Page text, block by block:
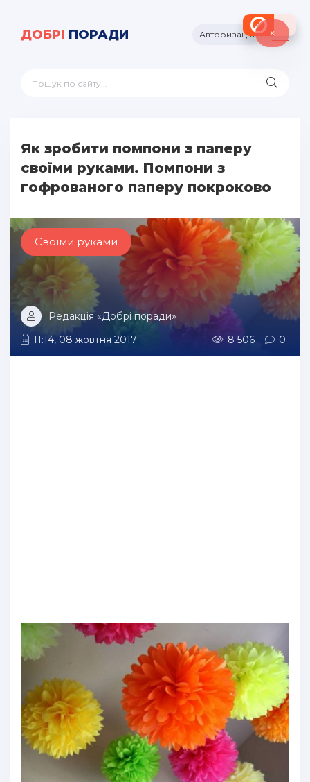
ДОБРІ ПОРАДИ Авторизація
Як зробити помпони з паперу
своїми руками. Помпони з
гофрованого паперу покроково
Своїми руками
Редакція «Добрі поради»
11:14, 08 жовтня 2017
8 506 0
×